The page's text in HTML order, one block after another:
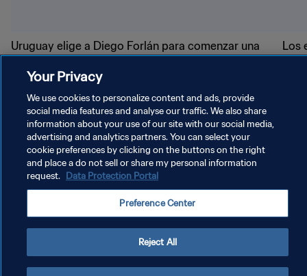
Uruguay elige a Diego Forlán para comenzar una
Los
POLÍTICA DE PRIVACIDAD
TÉRMINOS DE SERVICIO
AJUSTAR LA CONFIGURACIÓN DE LAS COOKIES
Your Privacy
We use cookies to personalize content and ads, provide
social media features and analyse our traffic. We also share
information about your use of our site with our social media,
advertising and analytics partners. You can select your
cookie preferences by clicking on the buttons on the right
and place a do not sell or share my personal information
request. Data Protection Portal
Preference Center
Reject All